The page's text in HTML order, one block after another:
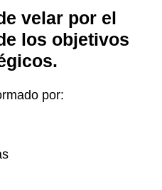
velar por el
los objetivos
por: